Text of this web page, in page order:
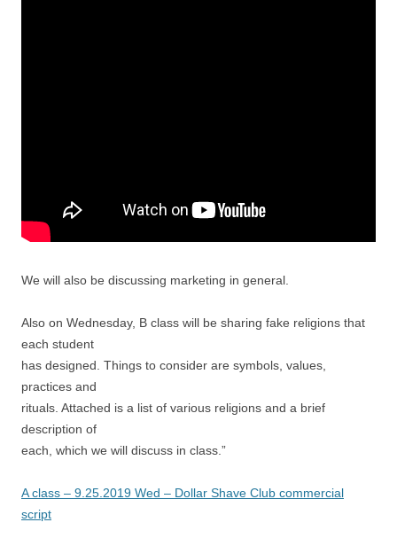
We will also be discussing marketing in general.
Also on Wednesday, B class will be sharing fake religions that
each student
has designed. Things to consider are symbols, values,
practices and
rituals. Attached is a list of various religions and a brief
description of
each, which we will discuss in class.”
A class – 9.25.2019 Wed – Dollar Shave Club commercial
script